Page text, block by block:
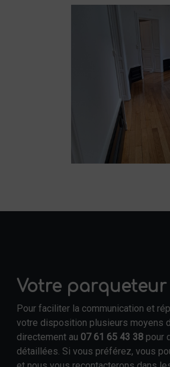
Votre
Pour faciliter la communication et
votre disposition plusieurs moyens
directement au 07 61 65 43 38 pour
détaillées. Si vous préférez, vous